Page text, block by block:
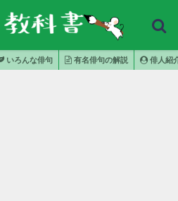
いろんな俳句 有名俳句の解説 俳人紹